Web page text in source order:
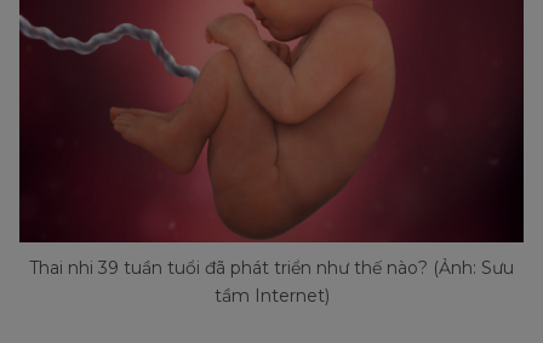
Thai nhi 39 tuần tuổi đã phát triển như thế nào? (Ảnh: Sưu
tầm Internet)